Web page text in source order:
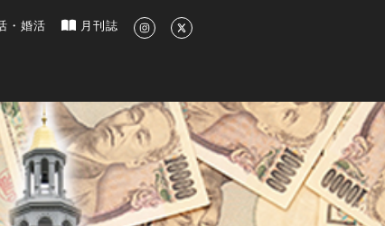
メ、洗練されたライフスタイル情報
・婚活 月刊誌